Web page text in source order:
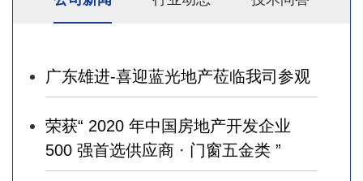
广东雄进-喜迎蓝光地产莅临我司参观
荣获“ 2020 年中国房地产开发企业
500 强首选供应商 · 门窗五金类 ”